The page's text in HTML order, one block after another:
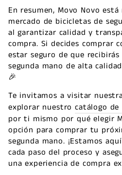
En resumen, Movo Novo
mercado de bicicletas de
al garantizar calidad y
compra. Si decides comprar
estar seguro de que
segunda mano de alta
🎉
Te invitamos a visitar
explorar nuestrocatálogo de
por ti mismo por qué elegir
opción para comprar tu
segunda mano. ¡Estamos
cada paso del proceso y
una experiencia de compra